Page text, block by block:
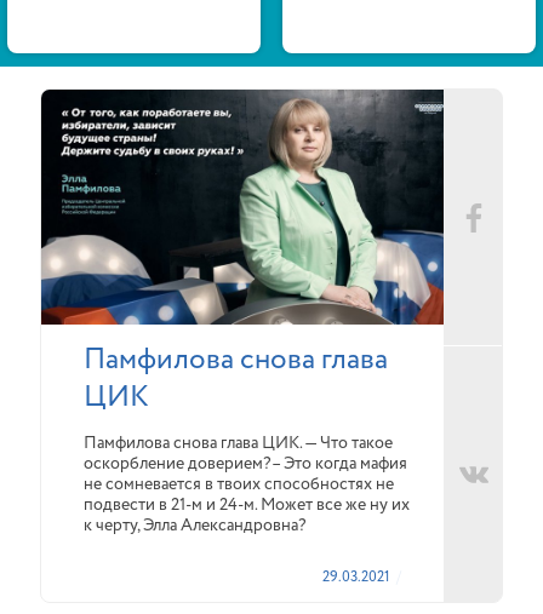
Памфилова снова глава
ЦИК
Памфилова снова глава ЦИК. — Что такое
оскорбление доверием?– Это когда мафия
не сомневается в твоих способностях не
подвести в 21-м и 24-м. Может все же ну их
к черту, Элла Александровна?
29.03.2021